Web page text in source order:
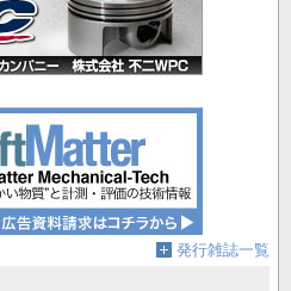
発行雑誌一覧